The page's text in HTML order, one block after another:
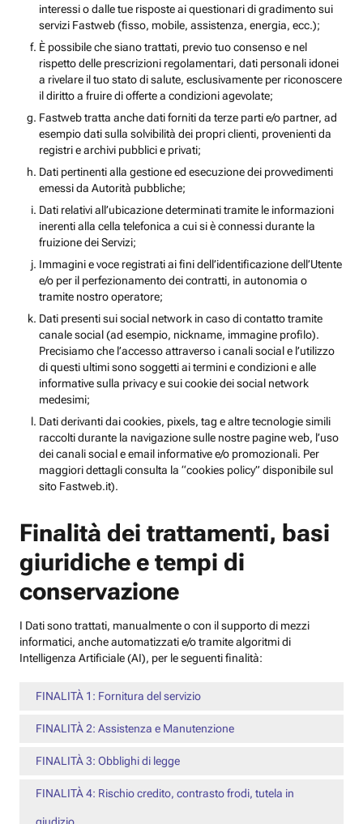
interessi o dalle tue risposte ai questionari di gradimento sui
servizi Fastweb (fisso, mobile, assistenza, energia, ecc.);
È possibile che siano trattati, previo tuo consenso e nel
rispetto delle prescrizioni regolamentari, dati personali idonei
a rivelare il tuo stato di salute, esclusivamente per riconoscere
il diritto a fruire di offerte a condizioni agevolate;
Fastweb tratta anche dati forniti da terze parti e/o partner, ad
esempio dati sulla solvibilità dei propri clienti, provenienti da
registri e archivi pubblici e privati;
Dati pertinenti alla gestione ed esecuzione dei provvedimenti
emessi da Autorità pubbliche;
Dati relativi all’ubicazione determinati tramite le informazioni
inerenti alla cella telefonica a cui si è connessi durante la
fruizione dei Servizi;
Immagini e voce registrati ai fini dell’identificazione dell’Utente
e/o per il perfezionamento dei contratti, in autonomia o
tramite nostro operatore;
Dati presenti sui social network in caso di contatto tramite
canale social (ad esempio, nickname, immagine profilo).
Precisiamo che l’accesso attraverso i canali social e l’utilizzo
di questi ultimi sono soggetti ai termini e condizioni e alle
informative sulla privacy e sui cookie dei social network
medesimi;
Dati derivanti dai cookies, pixels, tag e altre tecnologie simili
raccolti durante la navigazione sulle nostre pagine web, l’uso
dei canali social e email informative e/o promozionali. Per
maggiori dettagli consulta la “cookies policy” disponibile sul
sito Fastweb.it).
Finalità dei trattamenti, basi
giuridiche e tempi di
conservazione
I Dati sono trattati, manualmente o con il supporto di mezzi
informatici, anche automatizzati e/o tramite algoritmi di
Intelligenza Artificiale (AI), per le seguenti finalità:
FINALITÀ 1: Fornitura del servizio
FINALITÀ 2: Assistenza e Manutenzione
FINALITÀ 3: Obblighi di legge
FINALITÀ 4: Rischio credito, contrasto frodi, tutela in